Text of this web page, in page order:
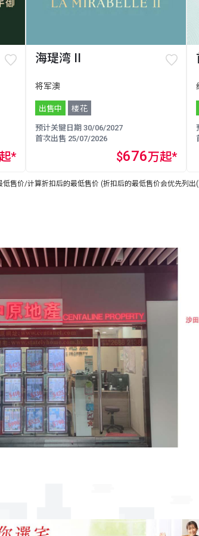
*
海瑅湾 II
将军澳
出售中 楼花
预计关键日期 30/06/2027
首次出售 25/07/2026
$676万起*
售价/计算折扣后的最低售价 (折扣后的最低售价会优先列